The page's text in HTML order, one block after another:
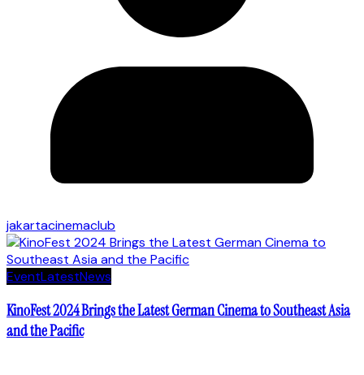
jakartacinemaclub
EventLatestNews
KinoFest 2024 Brings the Latest German Cinema to Southeast Asia
and the Pacific